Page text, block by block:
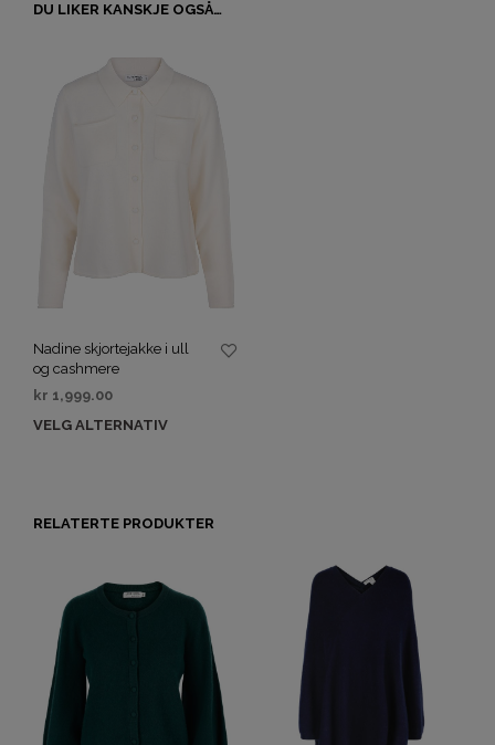
DU LIKER KANSKJE OGSÅ…
Nadine skjortejakke i ull
og cashmere
kr 1,999.00
VELG ALTERNATIV
RELATERTE PRODUKTER